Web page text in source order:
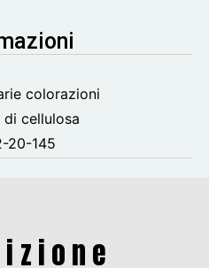
colorazioni
cellulosa
20-145